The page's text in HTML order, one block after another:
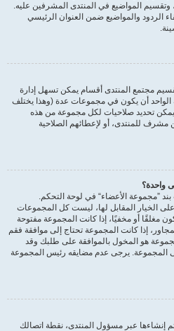
وتقسيم المواضيع في المنتدى المشرفين عليه.
والمواضيع ضمن العنوان الرئيسي
مجتمع المنتدى أقسام يمكن تسهل إدارة
الواحد أن يكون في مجموعات عدة (وهذا يختلف
ويمكن تحديد صلاحيات لكل مجموعة من هذه
للمنتدى، أو لإعطائهم الصلاحية
واحدة؟
”مجموعة الأعضاء“ في لوحة التحكم.
الخيار المقابل لها، ليست كل المجموعات
مغلقًا أو مخفيًا، إذا كانت المجموعة مفتوحة
إذا كانت المجموعة تحتاج إلى موافقة فقم
هو المخول بالموافقة على طلبك وقد
المجموعة. يرجى عدم مضايقه رئيس المجموعة
إنشاءها عبر مسؤول المنتدى، نقطة اتصالك